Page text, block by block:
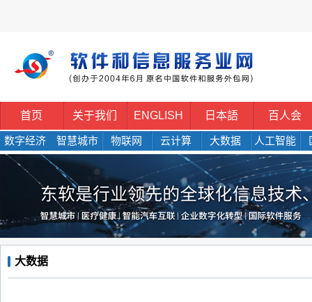
首页 关于我们 ENGLISH 日本語 百人会
数字经济 智慧城市 物联网 云计算 大数据 人工智能
大数据